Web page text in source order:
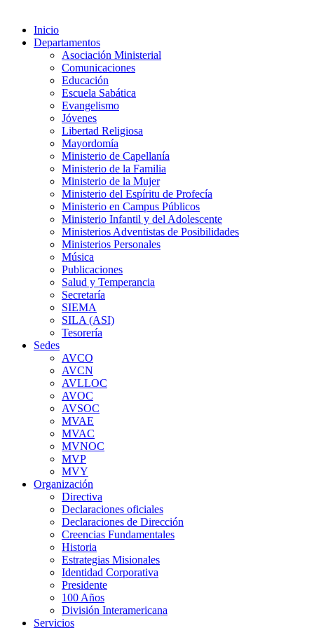
Inicio
Departamentos
Asociación Ministerial
Comunicaciones
Educación
Escuela Sabática
Evangelismo
Jóvenes
Libertad Religiosa
Mayordomía
Ministerio de Capellanía
Ministerio de la Familia
Ministerio de la Mujer
Ministerio del Espíritu de Profecía
Ministerio en Campus Públicos
Ministerio Infantil y del Adolescente
Ministerios Adventistas de Posibilidades
Ministerios Personales
Música
Publicaciones
Salud y Temperancia
Secretaría
SIEMA
SILA (ASI)
Tesorería
Sedes
AVCO
AVCN
AVLLOC
AVOC
AVSOC
MVAE
MVAC
MVNOC
MVP
MVY
Organización
Directiva
Declaraciones oficiales
Declaraciones de Dirección
Creencias Fundamentales
Historia
Estrategias Misionales
Identidad Corporativa
Presidente
100 Años
División Interamericana
Servicios